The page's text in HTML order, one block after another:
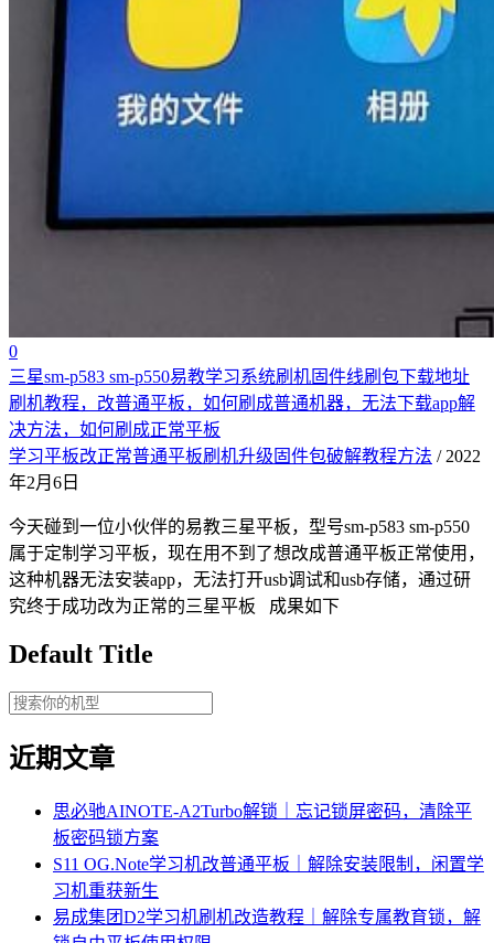
0
三星sm-p583 sm-p550易教学习系统刷机固件线刷包下载地址
刷机教程，改普通平板，如何刷成普通机器，无法下载app解
决方法，如何刷成正常平板
学习平板改正常普通平板刷机升级固件包破解教程方法 / 2022
年2月6日
今天碰到一位小伙伴的易教三星平板，型号sm-p583 sm-p550
属于定制学习平板，现在用不到了想改成普通平板正常使用，
这种机器无法安装app，无法打开usb调试和usb存储，通过研
究终于成功改为正常的三星平板 成果如下
Default Title
近期文章
思必驰AINOTE‑A2Turbo解锁｜忘记锁屏密码，清除平
板密码锁方案
S11 OG.Note学习机改普通平板｜解除安装限制，闲置学
习机重获新生
易成集团D2学习机刷机改造教程｜解除专属教育锁，解